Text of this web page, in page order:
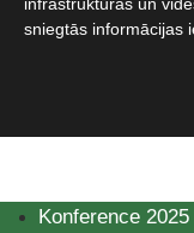
infrastruktūras un
sniegtās informācijas
Konference 2025